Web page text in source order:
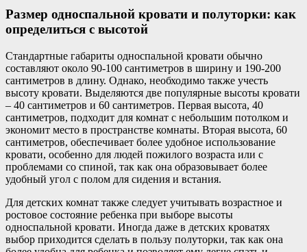
Размер односпальной кровати и полуторки: как
определиться с высотой
Стандартные габариты односпальной кровати обычно
составляют около 90-100 сантиметров в ширину и 190-200
сантиметров в длину. Однако, необходимо также учесть
высоту кровати. Выделяются две популярные высоты кровати
– 40 сантиметров и 60 сантиметров. Первая высота, 40
сантиметров, подходит для комнат с небольшим потолком и
экономит место в пространстве комнаты. Вторая высота, 60
сантиметров, обеспечивает более удобное использование
кровати, особенно для людей пожилого возраста или с
проблемами со спиной, так как она образовывает более
удобный угол с полом для сидения и встания.
Для детских комнат также следует учитывать возрастное и
ростовое состояние ребенка при выборе высоты
односпальной кровати. Иногда даже в детских кроватях
выбор приходится сделать в пользу полуторки, так как она